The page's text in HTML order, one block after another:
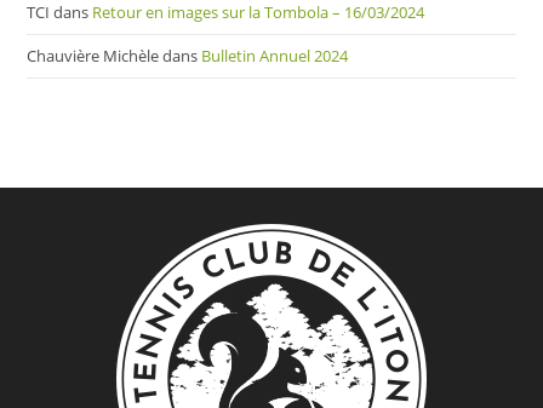
TCI dans Retour en images sur la Tombola – 16/03/2024
Chauvière Michèledans Bulletin Annuel 2024